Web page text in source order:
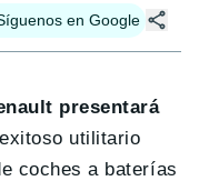
en Google
presentará
utilitario
coches a baterías